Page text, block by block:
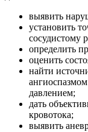
выявить
установить
сосудистому
определить
оценить
найти
давлением;
дать
кровотока;
выявить